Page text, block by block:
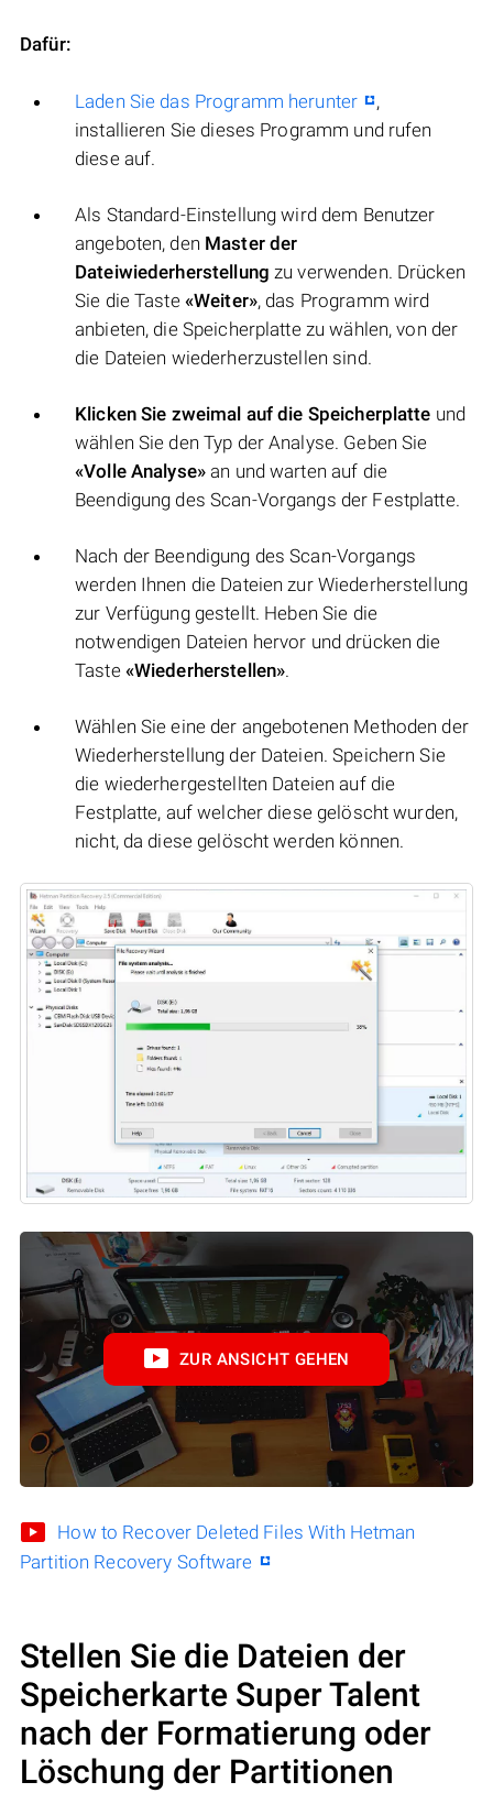
Dafür:
Laden Sie das Programm herunter
,
installieren Sie dieses Programm und rufen
diese auf.
Als Standard-Einstellung wird dem Benutzer
angeboten, den Master der
Dateiwiederherstellung zu verwenden. Drücken
Sie die Taste «Weiter», das Programm wird
anbieten, die Speicherplatte zu wählen, von der
die Dateien wiederherzustellen sind.
Klicken Sie zweimal auf die Speicherplatte und
wählen Sie den Typ der Analyse. Geben Sie
«Volle Analyse» an und warten auf die
Beendigung des Scan-Vorgangs der Festplatte.
Nach der Beendigung des Scan-Vorgangs
werden Ihnen die Dateien zur Wiederherstellung
zur Verfügung gestellt. Heben Sie die
notwendigen Dateien hervor und drücken die
Taste «Wiederherstellen».
Wählen Sie eine der angebotenen Methoden der
Wiederherstellung der Dateien. Speichern Sie
die wiederhergestellten Dateien auf die
Festplatte, auf welcher diese gelöscht wurden,
nicht, da diese gelöscht werden können.
ZUR ANSICHT GEHEN
How to Recover Deleted Files With Hetman
Partition Recovery Software
Stellen Sie die Dateien der
Speicherkarte Super Talent
nach der Formatierung oder
Löschung der Partitionen